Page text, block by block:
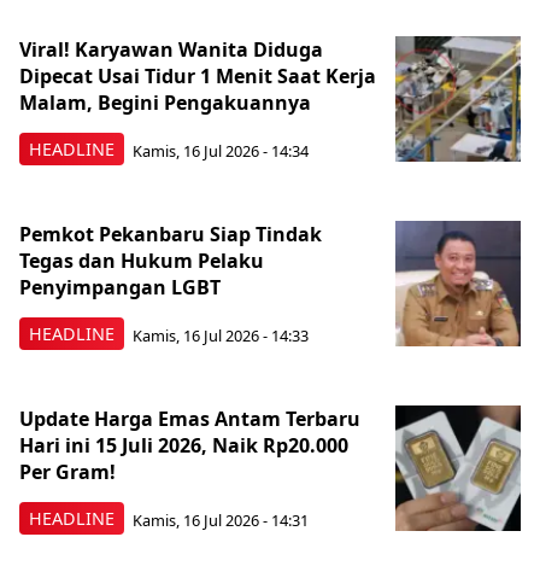
HEADLINE
Viral! Karyawan Wanita Diduga
Dipecat Usai Tidur 1 Menit Saat Kerja
Malam, Begini Pengakuannya
Kamis, 16 Jul 2026 - 14:34
HEADLINE
Pemkot Pekanbaru Siap Tindak
Tegas dan Hukum Pelaku
Penyimpangan LGBT
Kamis, 16 Jul 2026 - 14:33
HEADLINE
Update Harga Emas Antam Terbaru
Hari ini 15 Juli 2026, Naik Rp20.000
Per Gram!
Kamis, 16 Jul 2026 - 14:31